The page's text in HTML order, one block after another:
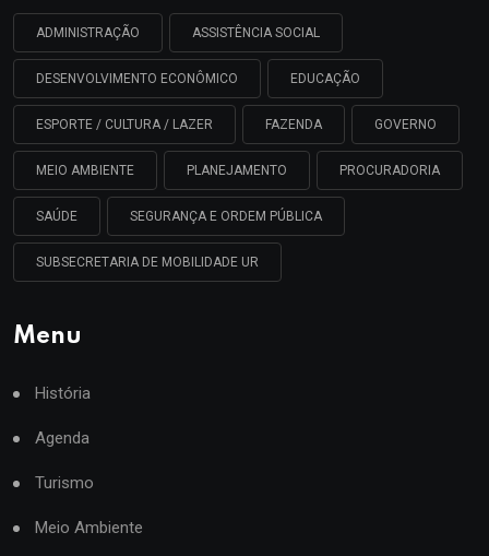
ADMINISTRAÇÃO ASSISTÊNCIA SOCIAL
DESENVOLVIMENTO ECONÔMICO EDUCAÇÃO
ESPORTE / CULTURA / LAZER FAZENDA GOVERNO
MEIO AMBIENTE PLANEJAMENTO PROCURADORIA
SAÚDE SEGURANÇA E ORDEM PÚBLICA
SUBSECRETARIA DE MOBILIDADE UR
Menu
História
Agenda
Turismo
Meio Ambiente